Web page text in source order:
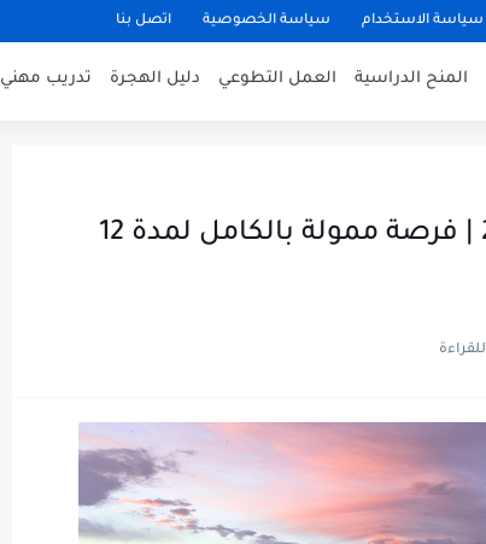
سياسة الاستخدام سياسة الخصوصية اتصل بنا
المنح الدراسية العمل التطوعي دليل الهجرة تدريب مهني
العمل التطوعي في أيسلندا 2026 | فرصة ممولة بالكامل لمدة 12